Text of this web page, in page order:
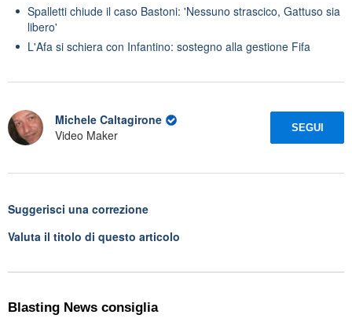
Spalletti chiude il caso Bastoni: 'Nessuno strascico, Gattuso sia
libero'
L'Afa si schiera con Infantino: sostegno alla gestione Fifa
Michele Caltagirone
Video Maker
SEGUI
Suggerisci una correzione
Valuta il titolo di questo articolo
Blasting News consiglia